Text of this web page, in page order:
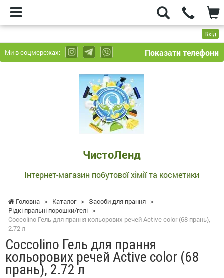
Вхід
Ми в соцмережах: Показати телефони
ЧистоЛенд
Інтернет-магазин побутової хімії та косметики
Головна > Каталог > Засоби для прання >
Рідкі пральні порошки/гелі >
Coccolino Гель для прання кольорових речей Active color (68 прань),
2.72 л
Coccolino Гель для прання
кольорових речей Active color (68
прань), 2.72 л